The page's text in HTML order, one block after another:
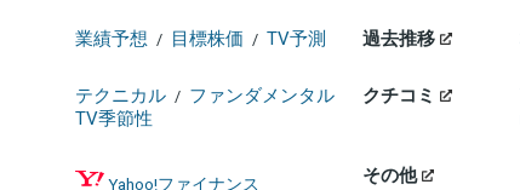
業績予想 / 目標株価 / TV予測 過去推移
テクニカル / ファンダメンタル
TV季節性
クチコミ
Yahoo!ファイナンス その他